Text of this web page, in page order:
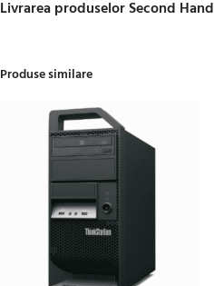
Livrarea produselor Second Hand
Produse similare